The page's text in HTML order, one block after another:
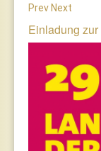
Prev Next
Einladung